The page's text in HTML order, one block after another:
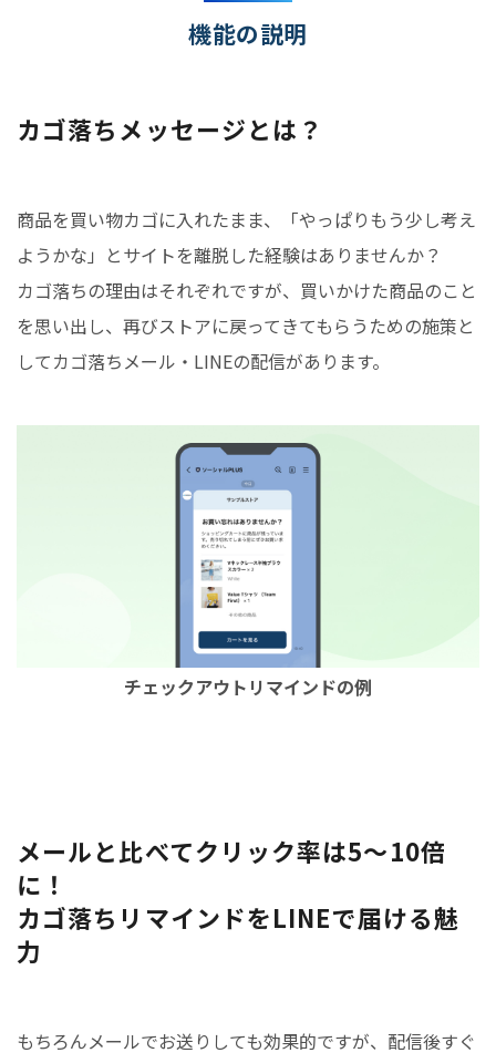
機能の説明
カゴ落ちメッセージとは？
商品を買い物カゴに入れたまま、「やっぱりもう少し考え
ようかな」とサイトを離脱した経験はありませんか？
カゴ落ちの理由はそれぞれですが、買いかけた商品のこと
を思い出し、再びストアに戻ってきてもらうための施策と
してカゴ落ちメール・LINEの配信があります。
チェックアウトリマインドの例
メールと比べてクリック率は5～10倍
に！
カゴ落ちリマインドをLINEで届ける魅
力
もちろんメールでお送りしても効果的ですが、配信後すぐ